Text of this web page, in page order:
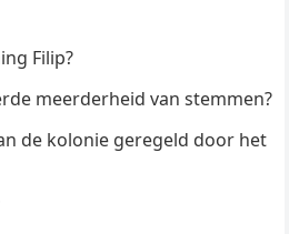
Filip?
meerderheid van stemmen?
de kolonie geregeld door het